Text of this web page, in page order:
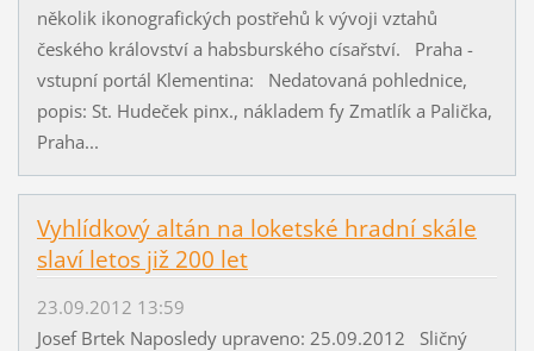
několik ikonografických postřehů k vývoji vztahů
českého království a habsburského císařství. Praha -
vstupní portál Klementina: Nedatovaná pohlednice,
popis: St. Hudeček pinx., nákladem fy Zmatlík a Palička,
Praha...
Vyhlídkový altán na loketské hradní skále
slaví letos již 200 let
23.09.2012 13:59
Josef Brtek Naposledy upraveno: 25.09.2012 Sličný